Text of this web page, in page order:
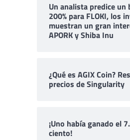
Un analista predice un
200% para FLOKI, los
muestran un gran
APORK y Shiba Inu
¿Qué es AGIX Coin?
precios de Singularity
¡Uno había ganado el
ciento!